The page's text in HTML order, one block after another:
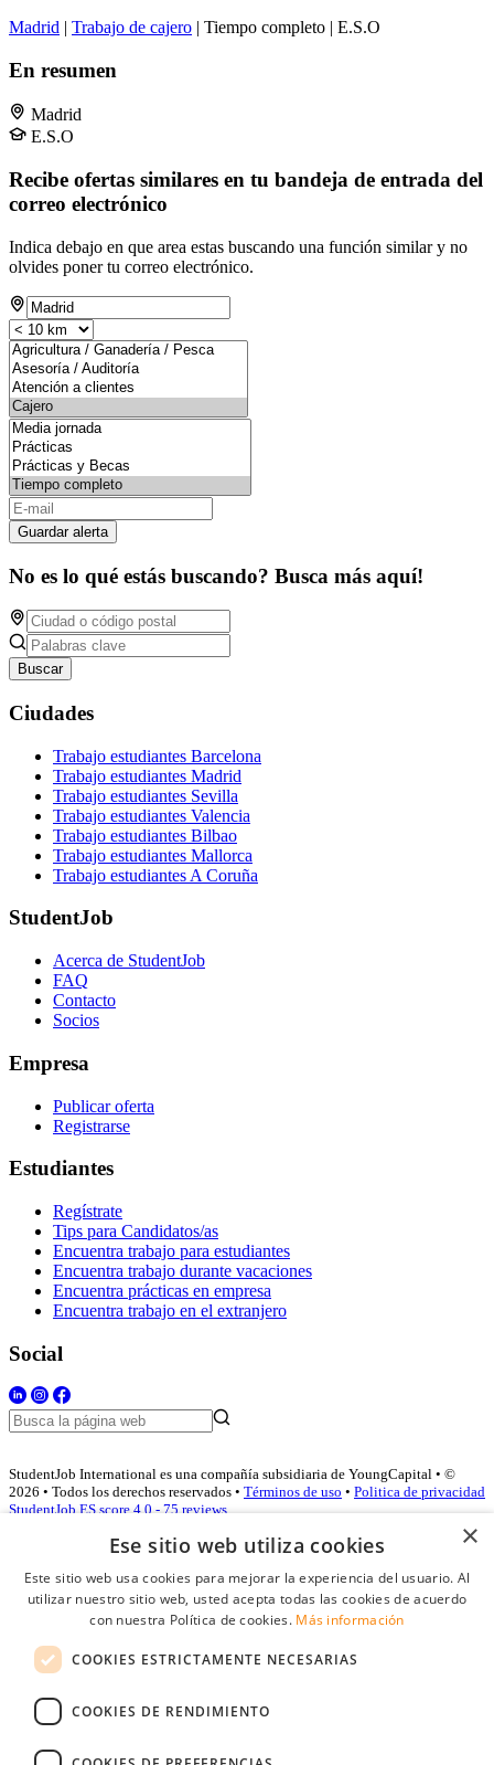
Madrid | Trabajo de cajero | Tiempo completo | E.S.O
En resumen
Madrid
E.S.O
Recibe ofertas similares en tu bandeja de entrada del
correo electrónico
Indica debajo en que area estas buscando una función similar y no
olvides poner tu correo electrónico.
Guardar alerta
No es lo qué estás buscando? Busca más aquí!
Buscar
Ciudades
Trabajo estudiantes Barcelona
Trabajo estudiantes Madrid
Trabajo estudiantes Sevilla
Trabajo estudiantes Valencia
Trabajo estudiantes Bilbao
Trabajo estudiantes Mallorca
Trabajo estudiantes A Coruña
StudentJob
Acerca de StudentJob
FAQ
Contacto
Socios
Empresa
Publicar oferta
Registrarse
Estudiantes
Regístrate
Tips para Candidatos/as
Encuentra trabajo para estudiantes
Encuentra trabajo durante vacaciones
Encuentra prácticas en empresa
Encuentra trabajo en el extranjero
Social
StudentJob International es una compañía subsidiaria de YoungCapital • ©
2026 • Todos los derechos reservados • Términos de uso • Politica de privacidad
StudentJob ES score 4.0 - 75 reviews
Acceso empresas
Contraseña
Recordarme
Conectarse
×
Ese sitio web utiliza cookies
Este sitio web usa cookies para mejorar la experiencia del usuario. Al
utilizar nuestro sitio web, usted acepta todas las cookies de acuerdo
con nuestra Política de cookies. Más información
COOKIES ESTRICTAMENTE NECESARIAS
COOKIES DE RENDIMIENTO